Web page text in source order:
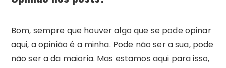
Bom, sempre que houver algo que se pode opinar
aqui, a opinião é a minha. Pode não ser a sua, pode
não ser a da maioria. Mas estamos aqui para isso,